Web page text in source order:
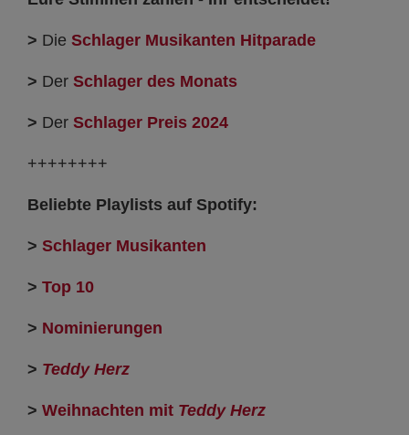
> Die Schlager Musikanten Hitparade
> Der Schlager des Monats
> Der Schlager Preis 2024
++++++++
Beliebte Playlists auf Spotify:
> Schlager Musikanten
> Top 10
> Nominierungen
> Teddy Herz
> Weihnachten mit Teddy Herz